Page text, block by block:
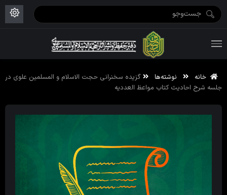
خانه نوشته‌ها
گزیده سخنرانی حجت الاسلام و المسلمین علوی در
جلسه شرح احادیث کتاب مواعظ العددیه